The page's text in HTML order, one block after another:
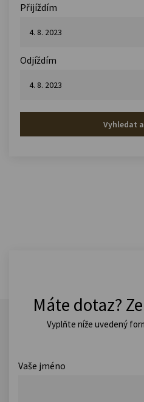
Přijíždím
Odjíždím
Vyhledat
Máte dotaz?
Vyplňte níže uvedený
Vaše jméno